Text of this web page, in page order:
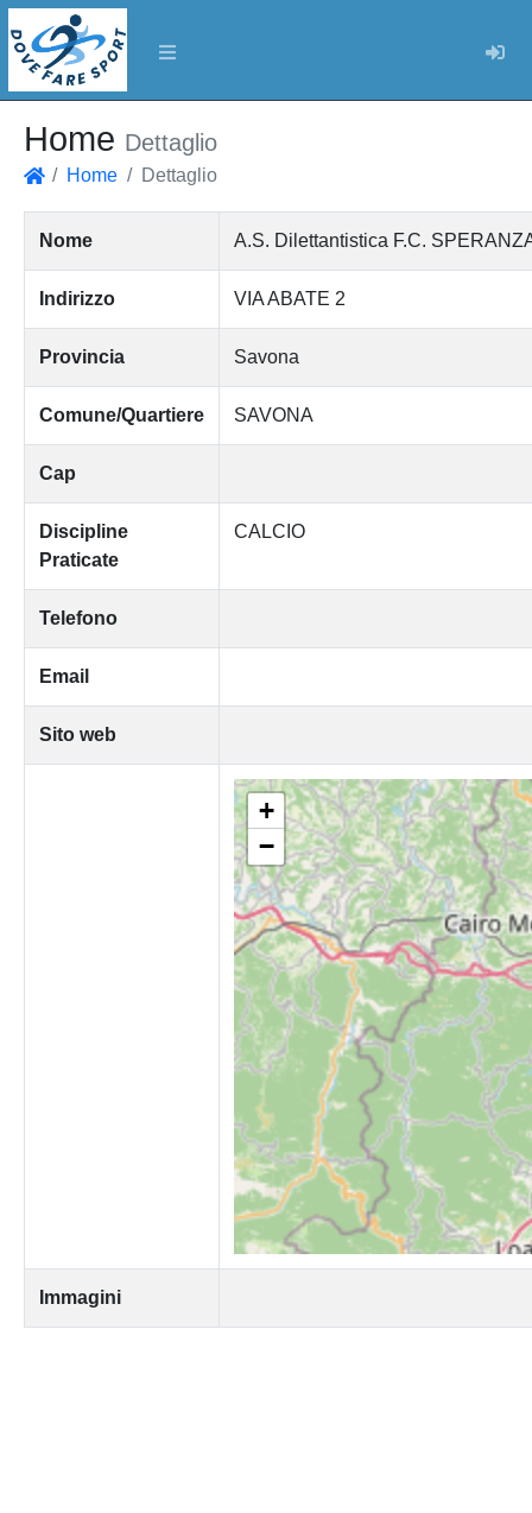
Home Dettaglio
Home Dettaglio
Nome A.S. Dilettantistica F.C.
Indirizzo VIA ABATE 2
Provincia Savona
Comune/Quartiere SAVONA
Cap
Discipline
Praticate
CALCIO
Telefono
Email
Sito web
+
−
Immagini